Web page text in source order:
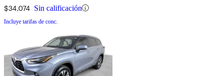
$34,074 Sin calificación
Incluye tarifas de conc.